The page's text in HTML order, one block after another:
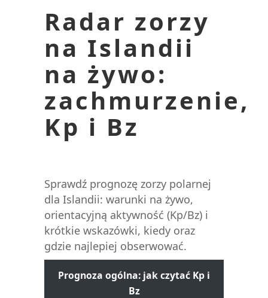
Radar zorzy
na Islandii
na żywo:
zachmurzenie,
Kp i Bz
Sprawdź prognozę zorzy polarnej
dla Islandii: warunki na żywo,
orientacyjną aktywność (Kp/Bz) i
krótkie wskazówki, kiedy oraz
gdzie najlepiej obserwować.
Prognoza ogólna: jak czytać Kp i
Bz